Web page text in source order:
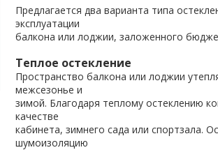
Предлагается два варианта типа
эксплуатации
балкона или лоджии, заложенного
Теплое остекление
Пространство балкона или лоджии
межсезонье и
зимой. Благодаря теплому остеклению
качестве
кабинета, зимнего сада или спортзала.
шумоизоляцию